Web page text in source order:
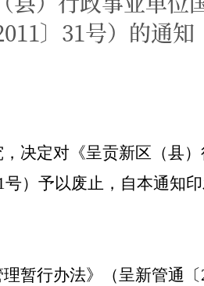
〕31号）的通知
决定对《呈贡新区（县
号）予以废止，自本通知印
暂行办法》（呈新管通〔